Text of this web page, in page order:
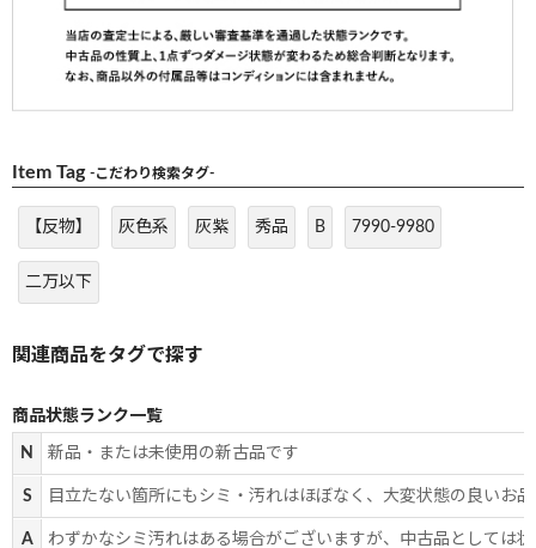
Item Tag -こだわり検索タグ-
【反物】 灰色系 灰紫 秀品 B 7990-9980
二万以下
商品状態ランク一覧
N 新品・または未使用の新古品です
S 目立たない箇所にもシミ・汚れはほぼなく、大変状態の良いお
A わずかなシミ汚れはある場合がございますが、中古品としては